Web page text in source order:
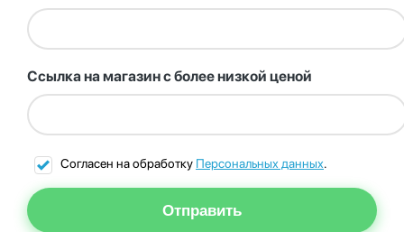
Ссылка на магазин с более низкой ценой
Согласен на обработку Персональных данных.
Отправить